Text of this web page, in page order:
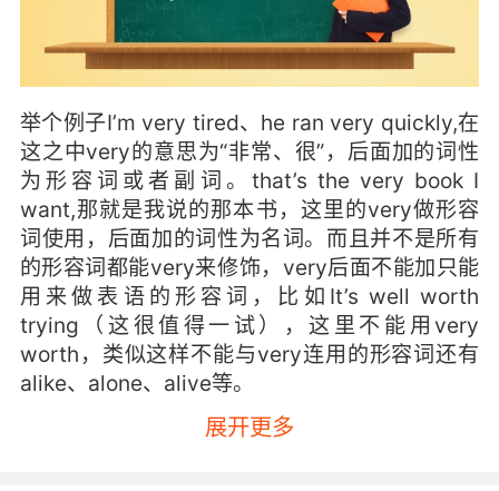
举个例子I’m very tired、he ran very quickly,在
这之中very的意思为“非常、很”，后面加的词性
为形容词或者副词。that’s the very book I
want,那就是我说的那本书，这里的very做形容
词使用，后面加的词性为名词。而且并不是所有
的形容词都能very来修饰，very后面不能加只能
用来做表语的形容词，比如It’s well worth
trying（这很值得一试），这里不能用very
worth，类似这样不能与very连用的形容词还有
alike、alone、alive等。
展开更多